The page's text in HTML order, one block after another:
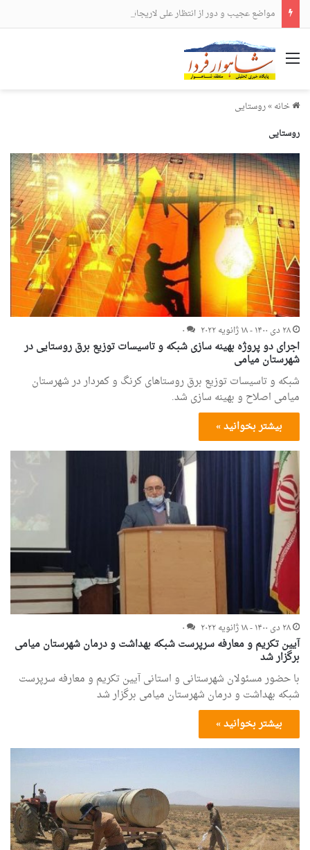
مواضع عجیب و دور از انتظار علی لاریجانی
منو
خانه»روستایی
روستایی
۲۸ دی ۱۴۰۰ - ۱۸ ژانویه ۲۰۲۲ ۰
اجرای دو پروژه بهینه سازی شبکه و تاسیسات توزیع برق روستایی در
شهرستان میامی
شبکه و تاسیسات توزیع برق روستاهای کرنگ و کمردار در شهرستان
میامی اصلاح و بهینه سازی شد.
بیشتر بخوانید »
۲۸ دی ۱۴۰۰ - ۱۸ ژانویه ۲۰۲۲ ۰
آیین تکریم و معارفه سرپرست شبکه بهداشت و درمان شهرستان میامی
برگزار شد
با حضور مسئولان شهرستانی و استانی آیین تکریم و معارفه سرپرست
شبکه بهداشت و درمان شهرستان میامی برگزار شد
بیشتر بخوانید »